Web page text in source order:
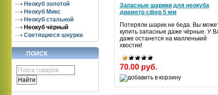
Неокуб золотой
Неокуб Микс
Неокуб стальной
Неокуб чёрный
Светящиеся шнурки
ПОИСК
Запасные шарики для неокуба
диаметр сфер 5 мм
Потеряли шарик не беда. Вы
купить запасные даже чёрные. У
даже останется на малленький
хвостик!
70.00 руб.